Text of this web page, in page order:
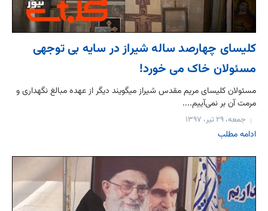
کلیسای چهارصد ساله شیراز در سایه بی توجهی
مسئولان خاک می خورد!
مسئولان کلیسای مریم مقدس شیراز می‎گویند دیگر از عهده مبالغ نگهداری و
مرمت آن بر نمی‌آییم....
جمعه، ۲۹ تیر، ۱۳۹۷
ادامه مطلب